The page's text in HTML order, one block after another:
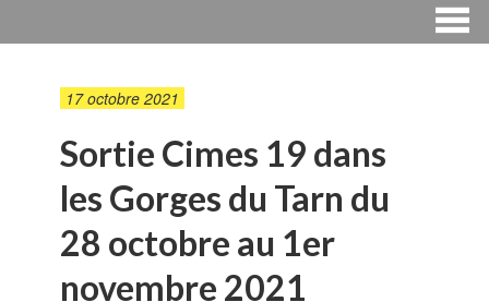
17 octobre 2021
Sortie Cimes 19 dans
les Gorges du Tarn du
28 octobre au 1er
novembre 2021